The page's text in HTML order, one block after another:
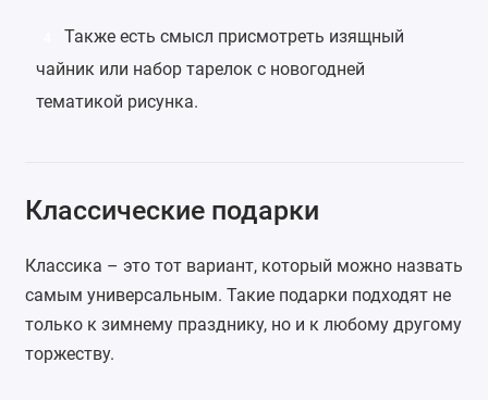
Также есть смысл присмотреть изящный
чайникили набор тарелок с новогодней
тематикой рисунка.
Классические подарки
Классика – это тот вариант, который можно назвать
самым универсальным. Такие подарки подходят не
только к зимнему празднику, но и к любому другому
торжеству.